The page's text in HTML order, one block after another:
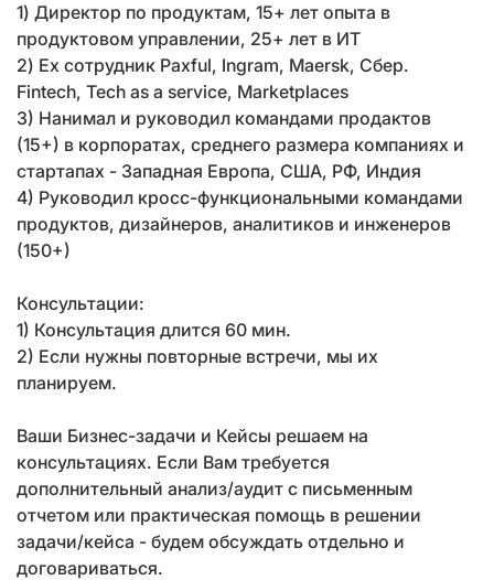
1) Директор по продуктам, 15+ лет опыта в
продуктовом управлении, 25+ лет в ИТ
2) Ex сотрудник Paxful, Ingram, Maersk, Сбер.
Fintech, Tech as a service, Marketplaces
3) Нанимал и руководил командами продактов
(15+) в корпоратах, среднего размера компаниях и
стартапах - Западная Европа, США, РФ, Индия
4) Руководил кросс-функциональными командами
продуктов, дизайнеров, аналитиков и инженеров
(150+)
Консультации:
1) Консультация длится 60 мин.
2) Если нужны повторные встречи, мы их
планируем.
Ваши Бизнес-задачи и Кейсы решаем на
консультациях. Если Вам требуется
дополнительный анализ/аудит с письменным
отчетом или практическая помощь в решении
задачи/кейса - будем обсуждать отдельно и
договариваться.